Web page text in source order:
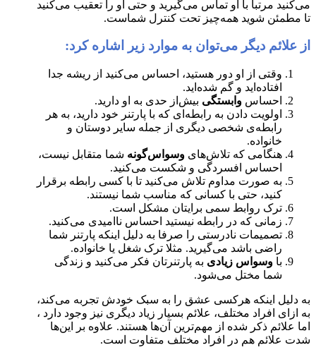
می‌کنید مرتباً با او تماس می‌گیرید و حتی او را تعقیب می‌کنید
تا مطمئن شوید همه‌چیز تحت کنترل شماست.
از علائم دیگر می‌توان به موارد زیر اشاره کرد:
وقتی از او دور هستید، احساس می‌کنید از ریشه جدا
افتاده‌اید و گم شده‌اید.
احساس وابستگی بیش‌از حدی به او دارید.
اولویت دادن به رابطه‌ای که با پارتنر خود دارید، به هر
رابطه‌ی شخصی دیگری از جمله سایر دوستان و
خانواده.
هنگامی که تلاش‌های وسواس‌گونه شما متقابل نیست،
احساس افسردگی و شکست می‌کنید.
به صورت مداوم تلاش می‌کنید تا با کسی رابطه برقرار
کنید، حتی با کسانی که مناسب شما نیستند.
ترک روابط سمی برایتان مشکل است.
زمانی که در رابطه نیستید احساس ناامیدی می‌کنید.
تصمیمات نادرستی را صرفا به دلیل اینکه پارتنر شما
راضی باشد می‌گیرید. مثلا ترک شغل یا خانواده.
با وسواس زیادی به پارتنرتان فکر می‌کنید و زندگی
شما مختل می‌شود.
به دلیل اینکه هرکسی عشق را به سبک خودش تجربه می‌کند،
به ازای افراد مختلف، علائم بسیار زیاد دیگری نیز وجود دارد ،
اما علائم ذکر شده از مهم‌ترین آن‌ها هستند. علاوه بر این‌ها
شدت علائم هم در افراد مختلف متفاوت است.